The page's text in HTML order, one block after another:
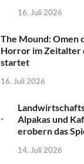
16. Juli 2026
The Mound: Omen
Horror im Zeitalter
startet
16. Juli 2026
Alpakas und
erobern das
14. Juli 2026